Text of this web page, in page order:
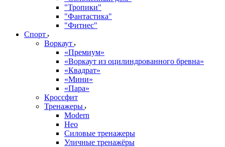
"Тропики"
"Фантастика"
"Фитнес"
Спорт
Воркаут
«Премиум»
«Воркаут из оцилиндрованного бревна»
«Квадрат»
«Мини»
«Пара»
Кроссфит
Тренажеры
Modern
Нео
Силовые тренажеры
Уличные тренажёры